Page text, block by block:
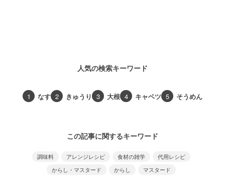
人気の検索キーワード
1 なす 2 きゅうり 3 大根 4 キャベツ 5 そうめん
この記事に関するキーワード
調味料 アレンジレシピ 食材の雑学
代用レシピ
からし・マスタード
からし マスタード